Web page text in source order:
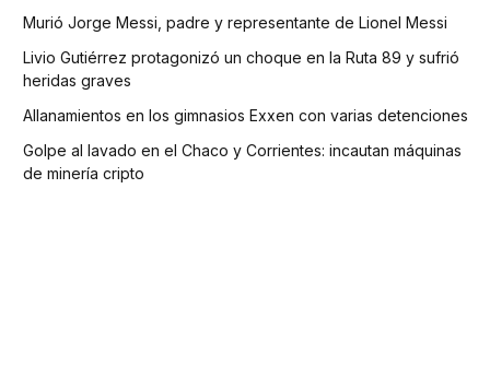
Murió Jorge Messi, padre y representante de Lionel Messi
Livio Gutiérrez protagonizó un choque en la Ruta 89 y sufrió
heridas graves
Allanamientos en los gimnasios Exxen con varias detenciones
Golpe al lavado en el Chaco y Corrientes: incautan máquinas
de minería cripto